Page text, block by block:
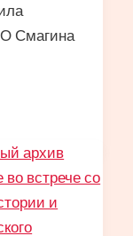
Смагина